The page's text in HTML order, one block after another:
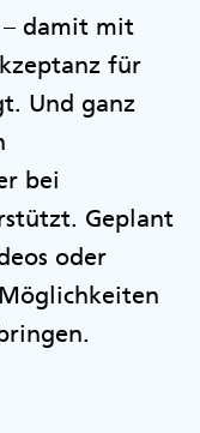
damit mit
für
Und ganz
bei
Geplant
oder